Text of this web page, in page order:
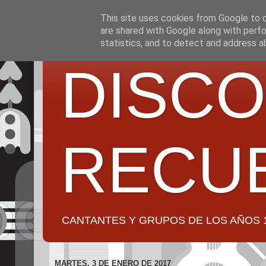
CANTANTES Y GRUPOS DE LOS
MARTES, 3 DE ENERO DE 2017
This site uses cookies from Google to
are shared with Google along with
statistics, and to detect and address